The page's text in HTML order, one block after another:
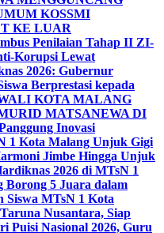
KOSSMI
KE LUAR
Penilaian Tahap II ZI-
Korupsi Lewat
2026: Gubernur
Berprestasi kepada
KOTA MALANG
MATSANEWA DI
Inovasi
1 Kota Malang Unjuk Gigi
Jimbe Hingga Unjuk
2026 di MTsN 1
Borong 5 Juara dalam
Siswa MTsN 1 Kota
Nusantara, Siap
Puisi Nasional 2026, Guru